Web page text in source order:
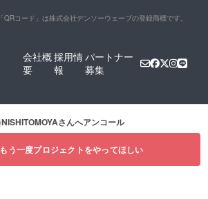
「QRコード」は株式会社デンソーウェーブの登録商標です。
会社概
要
採用情
報
パートナー
募集
NISHITOMOYAさんへアンコール
もう一度プロジェクトをやってほしい